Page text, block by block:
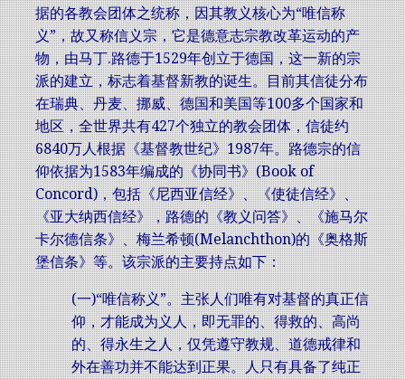
据的各教会团体之统称，因其教义核心为“唯信称
义”，故又称信义宗，它是德意志宗教改革运动的产
物，由马丁.路德于1529年创立于德国，这一新的宗
派的建立，标志着基督新教的诞生。目前其信徒分布
在瑞典、丹麦、挪威、德国和美国等100多个国家和
地区，全世界共有427个独立的教会团体，信徒约
6840万人根据《基督教世纪》1987年。路德宗的信
仰依据为1583年编成的《协同书》(Book of
Concord)，包括《尼西亚信经》、《使徒信经》、
《亚大纳西信经》，路德的《教义问答》、《施马尔
卡尔德信条》、梅兰希顿(Melanchthon)的《奥格斯
堡信条》等。该宗派的主要持点如下：
(一)“唯信称义”。主张人们唯有对基督的真正信
仰，才能成为义人，即无罪的、得救的、高尚
的、得永生之人，仅凭遵守教规、道德戒律和
外在善功并不能达到正果。人只有具备了纯正